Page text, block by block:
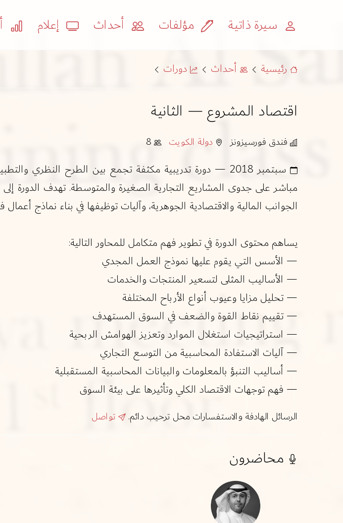
سيرة ذاتية مؤلفات أحداث إعلام
رئيسية أحداث دورات
اقتصاد المشروع — الثانية
فندق فورسيزونز دولة الكويت
سبتمبر 2018 — دورة تدريبية مكثفة تجمع بين الطرح
مباشر على جدوى المشاريع التجارية الصغيرة والمتوسطة. تهدف
الجوانب المالية والاقتصادية الجوهرية، وآليات توظيفها في بناء نماذج
يساهم محتوى الدورة في تطوير فهم متكامل للمحاور التالية:
— الأسس التي يقوم عليها نموذج العمل المجدي
— الأساليب المثلى لتسعير المنتجات والخدمات
— تحليل مزايا وعيوب أنواع الأرباح المختلفة
— تقييم نقاط القوة والضعف في السوق المستهدف
— استراتيجيات استغلال الموارد وتعزيز الهوامش الربحية
— آليات الاستفادة المحاسبية من التوسع التجاري
— أساليب التنبؤ بالمعلومات والبيانات المحاسبية المستقبلية
— فهم توجهات الاقتصاد الكلي وتأثيرها على بيئة السوق
الرسائل الهادفة والاستفسارات محل ترحيب دائم. تواصل
محاضرون